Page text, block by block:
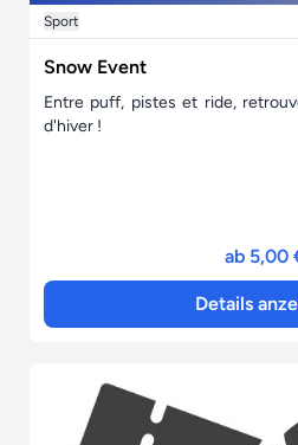
Sport
Snow Event
Entre puff, pistes et ride,
d'hiver !
ab 5,00
Details